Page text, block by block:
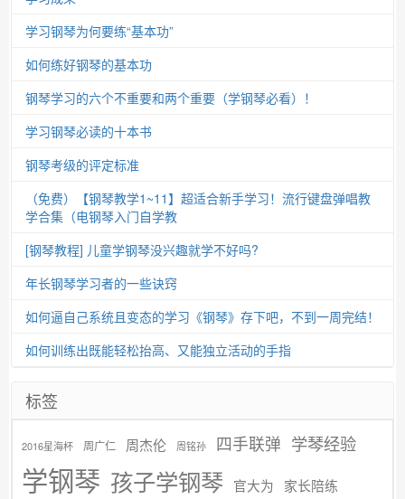
学习钢琴为何要练“基本功”
如何练好钢琴的基本功
钢琴学习的六个不重要和两个重要（学钢琴必看）！
学习钢琴必读的十本书
钢琴考级的评定标准
（免费）【钢琴教学1~11】超适合新手学习！流行键盘弹唱教
学合集（电钢琴入门自学教
[钢琴教程] 儿童学钢琴没兴趣就学不好吗?
年长钢琴学习者的一些诀窍
如何逼自己系统且变态的学习《钢琴》存下吧，不到一周完结！
如何训练出既能轻松抬高、又能独立活动的手指
标签
2016星海杯 周广仁 周杰伦 周铭孙 四手联弹 学琴经验
学钢琴 孩子学钢琴 官大为 家长陪练